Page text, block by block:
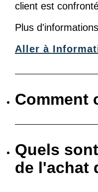
client est
Plus
Aller à
Comment
Quels
de l'achat